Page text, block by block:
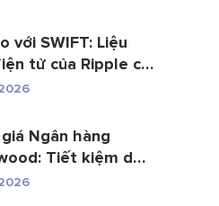
với SWIFT: Liệu
tử của Ripple có
Ngân hàng
Tiết kiệm dễ
gia...